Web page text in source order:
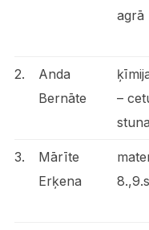
agrā
2.
Anda
Bernāte
–
3.
Mārīte
Erķena